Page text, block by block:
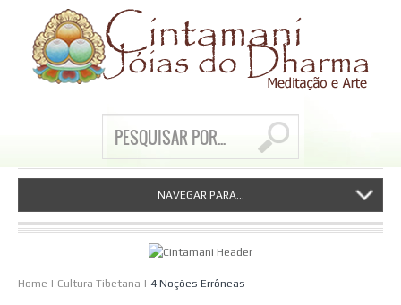
NAVEGAR PARA...
Home | Cultura Tibetana | 4 Noções Errôneas